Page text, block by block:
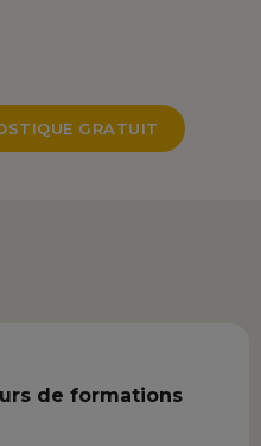
GRATUIT
de formations